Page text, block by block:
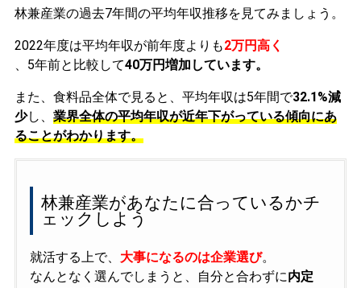
林兼産業の過去7年間の平均年収推移を見てみましょう。
2022年度は平均年収が前年度よりも2万円高く
、5年前と比較して40万円増加しています。
また、食料品全体で見ると、平均年収は5年間で32.1%減
少し、 業界全体の平均年収が近年下がっている傾向にあ
ることがわかります。
林兼産業があなたに合っているかチ
ェックしよう
就活する上で、 大事になるのは企業選び。
なんとなく選んでしまうと、自分と合わずに内定